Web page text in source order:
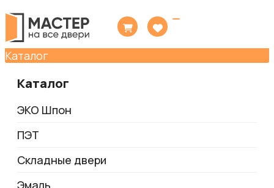
Каталог
Каталог
ЭКО Шпон
ПЭТ
Складные двери
Эмаль